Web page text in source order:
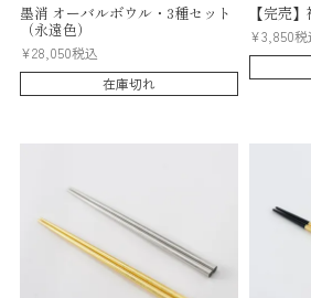
墨消 オーバルボウル・3種セット
（永遠色）
¥28,050税込
在庫切れ
【完売
¥3,850税